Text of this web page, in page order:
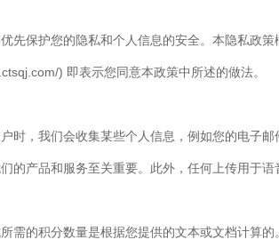
先保护您的隐私和个人信息的安全。本隐私政
) 即表示您同意本政策中所述的做法。
时，我们会收集某些个人信息，例如您的电子
的产品和服务至关重要。此外，任何上传用于
需的积分数量是根据您提供的文本或文档计算